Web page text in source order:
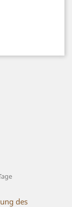
des